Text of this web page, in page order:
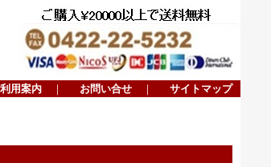
用案内 ｜ お問い合せ ｜ サイトマップ